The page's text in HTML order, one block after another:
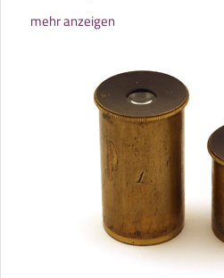
mehr anzeigen